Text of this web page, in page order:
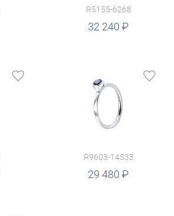
R5155-6268
32 240
R9603-14533
29 480